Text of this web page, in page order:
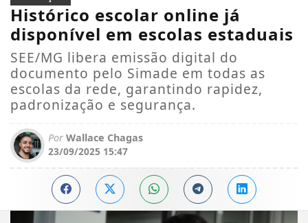
Histórico escolar online já
disponível em escolas estaduais
SEE/MG libera emissão digital do
documento pelo Simade em todas as
escolas da rede, garantindo rapidez,
padronização e segurança.
Por Wallace Chagas
23/09/2025 15:47